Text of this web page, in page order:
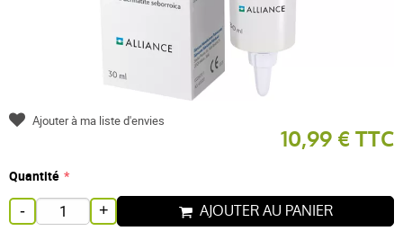
10,99 € TTC
Quantité
- + AJOUTER AU PANIER
Ajouter à ma liste d'envies